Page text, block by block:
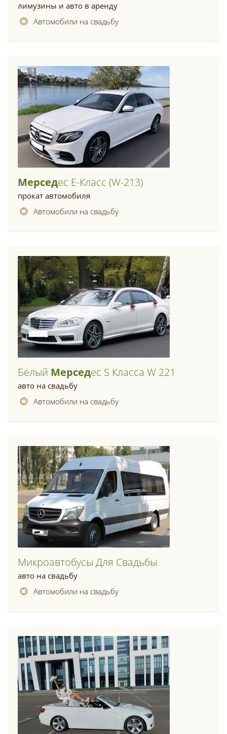
лимузины и авто в аренду
Автомобили на свадьбу
МерседЕс Е-Класс (w-213)
прокат автомобиля
Автомобили на свадьбу
Белый МерседЕс S Класса W 221
авто на свадьбу
Автомобили на свадьбу
Микроавтобусы Для Свадьбы
авто на свадьбу
Автомобили на свадьбу